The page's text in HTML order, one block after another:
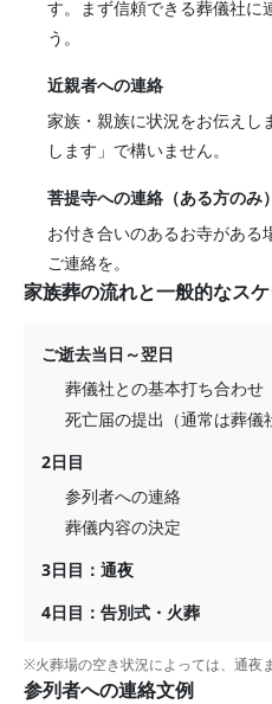
す。まず信頼できる葬儀社に
う。
近親者への連絡
家族・親族に状況をお伝えし
します」で構いません。
菩提寺への連絡（ある方のみ）
お付き合いのあるお寺がある
ご連絡を。
家族葬の流れと一般的なス
ご逝去当日～翌日
葬儀社との基本打ち合わせ
死亡届の提出（通常は葬儀
2日目
参列者への連絡
葬儀内容の決定
3日目：通夜
4日目：告別式・火葬
※火葬場の空き状況によっては、通夜
参列者への連絡文例